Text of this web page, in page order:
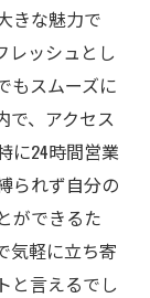
習プラン
性
果
アゴルフ
きな魅力で
レッシュとし
もスムーズに
で、アクセス
に24時間営業
られず自分の
ができるた
気軽に立ち寄
と言えるでし